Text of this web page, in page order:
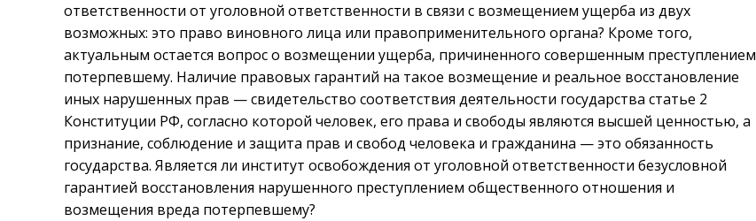
ответственности от уголовной ответственности в связи с возмещением ущерба из двух
возможных: это право виновного лица или правоприменительного органа? Кроме того,
актуальным остается вопрос о возмещении ущерба, причиненного совершенным преступлением
потерпевшему. Наличие правовых гарантий на такое возмещение и реальное восстановление
иных нарушенных прав — свидетельство соответствия деятельности государства статье 2
Конституции РФ, согласно которой человек, его права и свободы являются высшей ценностью, а
признание, соблюдение и защита прав и свобод человека и гражданина — это обязанность
государства. Является ли институт освобождения от уголовной ответственности безусловной
гарантией восстановления нарушенного преступлением общественного отношения и
возмещения вреда потерпевшему?